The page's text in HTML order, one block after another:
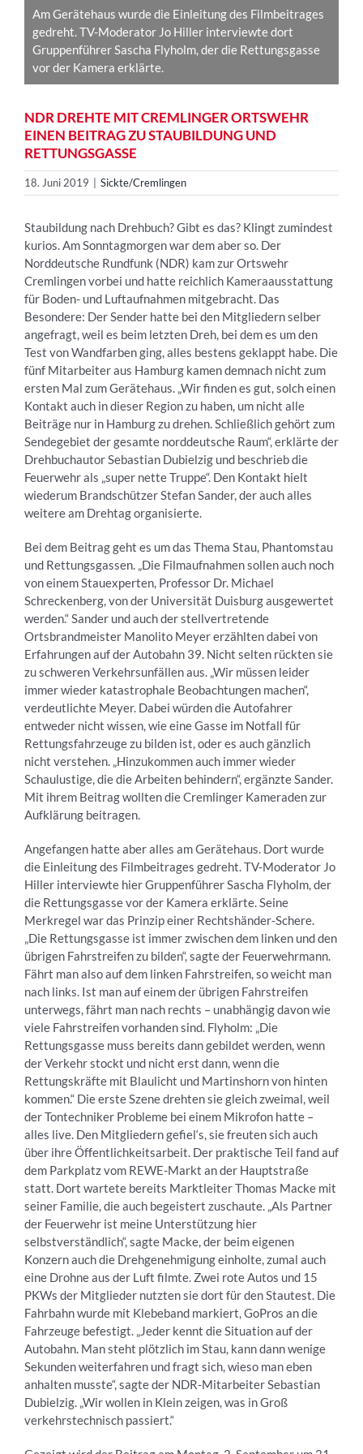
Am Gerätehaus wurde die Einleitung des Filmbeitrages
gedreht. TV-Moderator Jo Hiller interviewte dort
Gruppenführer Sascha Flyholm, der die Rettungsgasse
vor der Kamera erklärte.
NDR DREHTE MIT CREMLINGER ORTSWEHR
EINEN BEITRAG ZU STAUBILDUNG UND
RETTUNGSGASSE
18. Juni 2019 | Sickte/Cremlingen
Staubildung nach Drehbuch? Gibt es das? Klingt zumindest
kurios. Am Sonntagmorgen war dem aber so. Der
Norddeutsche Rundfunk (NDR) kam zur Ortswehr
Cremlingen vorbei und hatte reichlich Kameraausstattung
für Boden- und Luftaufnahmen mitgebracht. Das
Besondere: Der Sender hatte bei den Mitgliedern selber
angefragt, weil es beim letzten Dreh, bei dem es um den
Test von Wandfarben ging, alles bestens geklappt habe. Die
fünf Mitarbeiter aus Hamburg kamen demnach nicht zum
ersten Mal zum Gerätehaus. „Wir finden es gut, solch einen
Kontakt auch in dieser Region zu haben, um nicht alle
Beiträge nur in Hamburg zu drehen. Schließlich gehört zum
Sendegebiet der gesamte norddeutsche Raum“, erklärte der
Drehbuchautor Sebastian Dubielzig und beschrieb die
Feuerwehr als „super nette Truppe“. Den Kontakt hielt
wiederum Brandschützer Stefan Sander, der auch alles
weitere am Drehtag organisierte.
Bei dem Beitrag geht es um das Thema Stau, Phantomstau
und Rettungsgassen. „Die Filmaufnahmen sollen auch noch
von einem Stauexperten, Professor Dr. Michael
Schreckenberg, von der Universität Duisburg ausgewertet
werden.“ Sander und auch der stellvertretende
Ortsbrandmeister Manolito Meyer erzählten dabei von
Erfahrungen auf der Autobahn 39. Nicht selten rückten sie
zu schweren Verkehrsunfällen aus. „Wir müssen leider
immer wieder katastrophale Beobachtungen machen“,
verdeutlichte Meyer. Dabei würden die Autofahrer
entweder nicht wissen, wie eine Gasse im Notfall für
Rettungsfahrzeuge zu bilden ist, oder es auch gänzlich
nicht verstehen. „Hinzukommen auch immer wieder
Schaulustige, die die Arbeiten behindern“, ergänzte Sander.
Mit ihrem Beitrag wollten die Cremlinger Kameraden zur
Aufklärung beitragen.
Angefangen hatte aber alles am Gerätehaus. Dort wurde
die Einleitung des Filmbeitrages gedreht. TV-Moderator Jo
Hiller interviewte hier Gruppenführer Sascha Flyholm, der
die Rettungsgasse vor der Kamera erklärte. Seine
Merkregel war das Prinzip einer Rechtshänder-Schere.
„Die Rettungsgasse ist immer zwischen dem linken und den
übrigen Fahrstreifen zu bilden“, sagte der Feuerwehrmann.
Fährt man also auf dem linken Fahrstreifen, so weicht man
nach links. Ist man auf einem der übrigen Fahrstreifen
unterwegs, fährt man nach rechts – unabhängig davon wie
viele Fahrstreifen vorhanden sind. Flyholm: „Die
Rettungsgasse muss bereits dann gebildet werden, wenn
der Verkehr stockt und nicht erst dann, wenn die
Rettungskräfte mit Blaulicht und Martinshorn von hinten
kommen.“ Die erste Szene drehten sie gleich zweimal, weil
der Tontechniker Probleme bei einem Mikrofon hatte –
alles live. Den Mitgliedern gefiel‘s, sie freuten sich auch
über ihre Öffentlichkeitsarbeit. Der praktische Teil fand auf
dem Parkplatz vom REWE-Markt an der Hauptstraße
statt. Dort wartete bereits Marktleiter Thomas Macke mit
seiner Familie, die auch begeistert zuschaute. „Als Partner
der Feuerwehr ist meine Unterstützung hier
selbstverständlich“, sagte Macke, der beim eigenen
Konzern auch die Drehgenehmigung einholte, zumal auch
eine Drohne aus der Luft filmte. Zwei rote Autos und 15
PKWs der Mitglieder nutzten sie dort für den Stautest. Die
Fahrbahn wurde mit Klebeband markiert, GoPros an die
Fahrzeuge befestigt. „Jeder kennt die Situation auf der
Autobahn. Man steht plötzlich im Stau, kann dann wenige
Sekunden weiterfahren und fragt sich, wieso man eben
anhalten musste“, sagte der NDR-Mitarbeiter Sebastian
Dubielzig. „Wir wollen in Klein zeigen, was in Groß
verkehrstechnisch passiert.“